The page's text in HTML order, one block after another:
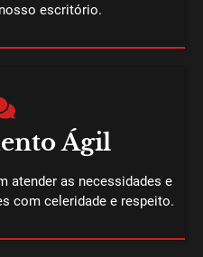
escritório.
Ágil
atender as necessidades e
com celeridade e respeito.